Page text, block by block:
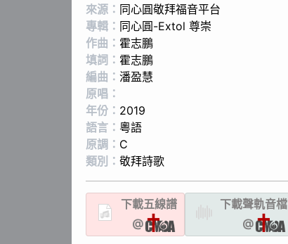
來源： 同心圓敬拜福音平台
專輯： 同心圓-Extol 尊崇
作曲： 霍志鵬
填詞： 霍志鵬
編曲： 潘盈慧
原唱：
年份： 2019
語言： 粵語
原調： C
類別： 敬拜詩歌
下載五線譜
@
下載聲軌音檔
@